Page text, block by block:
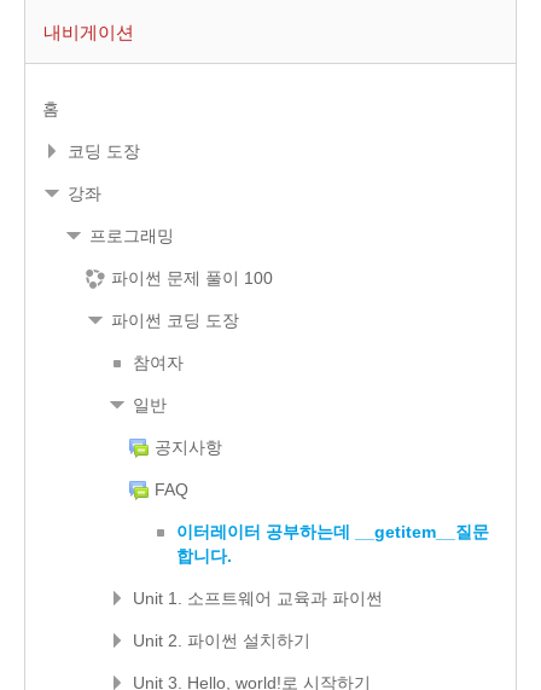
내비게이션
홈
코딩 도장
강좌
프로그래밍
파이썬 문제 풀이 100
파이썬 코딩 도장
참여자
일반
공지사항
FAQ
이터레이터 공부하는데 __getitem__질문
합니다.
Unit 1. 소프트웨어 교육과 파이썬
Unit 2. 파이썬 설치하기
Unit 3. Hello, world!로 시작하기